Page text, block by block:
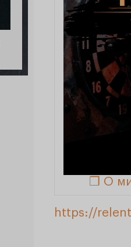
❒ О
https://